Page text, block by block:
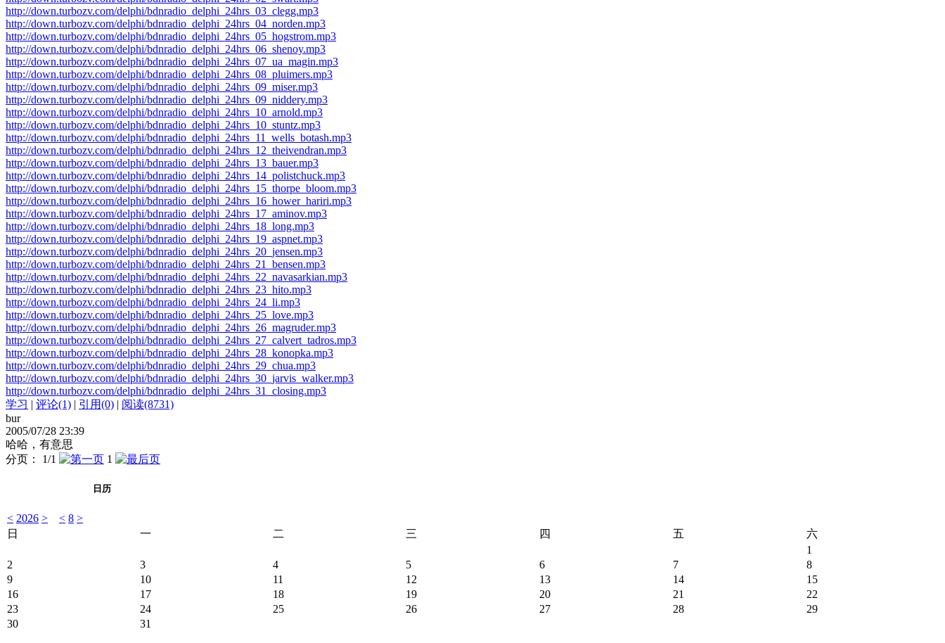
http://down.turbozv.com/delphi/bdnradio_delphi_24hrs_03_clegg.mp3
http://down.turbozv.com/delphi/bdnradio_delphi_24hrs_04_norden.mp3
http://down.turbozv.com/delphi/bdnradio_delphi_24hrs_05_hogstrom.mp3
http://down.turbozv.com/delphi/bdnradio_delphi_24hrs_06_shenoy.mp3
http://down.turbozv.com/delphi/bdnradio_delphi_24hrs_07_ua_magin.mp3
http://down.turbozv.com/delphi/bdnradio_delphi_24hrs_08_pluimers.mp3
http://down.turbozv.com/delphi/bdnradio_delphi_24hrs_09_miser.mp3
http://down.turbozv.com/delphi/bdnradio_delphi_24hrs_09_niddery.mp3
http://down.turbozv.com/delphi/bdnradio_delphi_24hrs_10_arnold.mp3
http://down.turbozv.com/delphi/bdnradio_delphi_24hrs_10_stuntz.mp3
http://down.turbozv.com/delphi/bdnradio_delphi_24hrs_11_wells_botash.mp3
http://down.turbozv.com/delphi/bdnradio_delphi_24hrs_12_theivendran.mp3
http://down.turbozv.com/delphi/bdnradio_delphi_24hrs_13_bauer.mp3
http://down.turbozv.com/delphi/bdnradio_delphi_24hrs_14_polistchuck.mp3
http://down.turbozv.com/delphi/bdnradio_delphi_24hrs_15_thorpe_bloom.mp3
http://down.turbozv.com/delphi/bdnradio_delphi_24hrs_16_hower_hariri.mp3
http://down.turbozv.com/delphi/bdnradio_delphi_24hrs_17_aminov.mp3
http://down.turbozv.com/delphi/bdnradio_delphi_24hrs_18_long.mp3
http://down.turbozv.com/delphi/bdnradio_delphi_24hrs_19_aspnet.mp3
http://down.turbozv.com/delphi/bdnradio_delphi_24hrs_20_jensen.mp3
http://down.turbozv.com/delphi/bdnradio_delphi_24hrs_21_bensen.mp3
http://down.turbozv.com/delphi/bdnradio_delphi_24hrs_22_navasarkian.mp3
http://down.turbozv.com/delphi/bdnradio_delphi_24hrs_23_hito.mp3
http://down.turbozv.com/delphi/bdnradio_delphi_24hrs_24_li.mp3
http://down.turbozv.com/delphi/bdnradio_delphi_24hrs_25_love.mp3
http://down.turbozv.com/delphi/bdnradio_delphi_24hrs_26_magruder.mp3
http://down.turbozv.com/delphi/bdnradio_delphi_24hrs_27_calvert_tadros.mp3
http://down.turbozv.com/delphi/bdnradio_delphi_24hrs_28_konopka.mp3
http://down.turbozv.com/delphi/bdnradio_delphi_24hrs_29_chua.mp3
http://down.turbozv.com/delphi/bdnradio_delphi_24hrs_30_jarvis_walker.mp3
http://down.turbozv.com/delphi/bdnradio_delphi_24hrs_31_closing.mp3
学习 | 评论(1) | 引用(0) | 阅读(8731)
bur
2005/07/28 23:39
哈哈，有意思
分页： 1/1
1
日历
< 2026 > < 8 >
日
一 二 三 四 五
六
1
2
3 4 5 6 7
8
9
10 11 12 13 14
15
16
17 18 19 20 21
22
23
24 25 26 27 28
29
30
31